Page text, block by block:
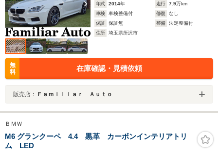
年式 2014年 走行 7.9万km
車検
車検整備付 修復
なし
保証
保証無 整備
法定整備付
住所
埼玉県所沢市
無
料
在庫確認・見積依頼
販売店： Ｆａｍｉｌｉａｒ Ａｕｔｏ
ＢＭＷ
M6 グランクーペ 4.4 黒革 カーボンインテリアトリ
ム LED